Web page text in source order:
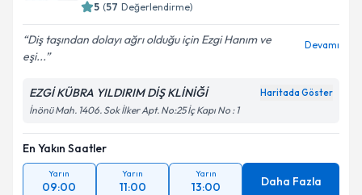
5 (57 Değerlendirme)
Diş taşından dolayı ağrı olduğu için Ezgi Hanım ve
eşi...
Devamı
EZGİ KÜBRA YILDIRIM DİŞ KLİNİĞİ Haritada Göster
İnönü Mah. 1406. Sok İlker Apt. No:25 İç Kapı No : 1
En Yakın Saatler
Yarın
09:00
Yarın
11:00
Yarın
13:00 Daha Fazla